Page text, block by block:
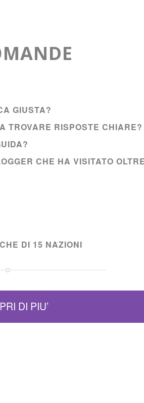
GIUSTA?
TROVARE RISPOSTE CHIARE?
CHE HA VISITATO OLTRE
DI 15 NAZIONI
DI PIU’